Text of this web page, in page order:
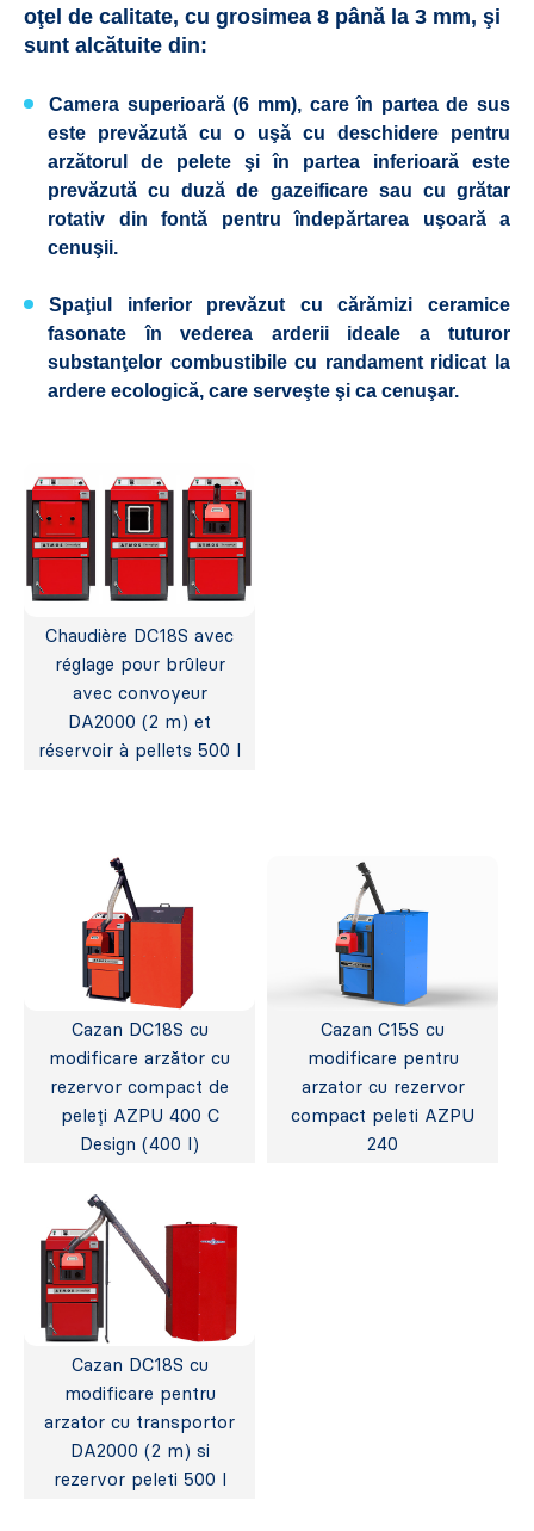
oţel de calitate, cu grosimea 8 până la 3 mm, şi
sunt alcătuite din:
Camera superioară (6 mm), care în partea de sus
este prevăzută cu o uşă cu deschidere pentru
arzătorul de pelete şi în partea inferioară este
prevăzută cu duză de gazeificare sau cu grătar
rotativ din fontă pentru îndepărtarea uşoară a
cenuşii.
Spaţiul inferior prevăzut cu cărămizi ceramice
fasonate în vederea arderii ideale a tuturor
substanţelor combustibile cu randament ridicat la
ardere ecologică, care serveşte şi ca cenuşar.
Chaudière DC18S avec
réglage pour brûleur
avec convoyeur
DA2000 (2 m) et
réservoir à pellets 500 l
Cazan DC18S cu
modificare arzător cu
rezervor compact de
peleți AZPU 400 C
Design (400 l)
Cazan C15S cu
modificare pentru
arzator cu rezervor
compact peleti AZPU
240
Cazan DC18S cu
modificare pentru
arzator cu transportor
DA2000 (2 m) si
rezervor peleti 500 l